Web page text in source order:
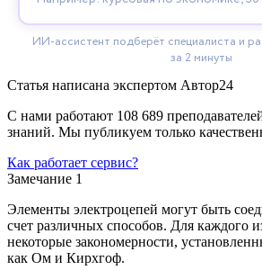
Статья написана экспертом Автор24
С нами работают 108 689
знаний. Мы публикуем только
Как работает сервис?
Замечание 1
Элементы электроцепей могут быть
счет различных способов. Для каждого
некоторые закономерности,
как Ом и Кирхгоф.